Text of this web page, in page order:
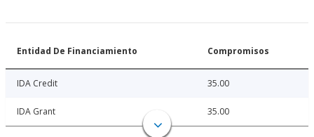
Entidad De Financiamiento Compromisos
IDA Credit 35.00
IDA Grant 35.00